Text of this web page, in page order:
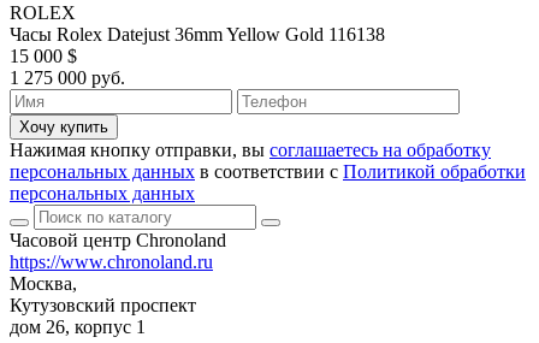
ROLEX
Часы Rolex Datejust 36mm Yellow Gold 116138
15 000 $
1 275 000 руб.
Хочу купить
Нажимая кнопку отправки, вы соглашаетесь на обработку
персональных данных в соответствии с Политикой обработки
персональных данных
Часовой центр Chronoland
https://www.chronoland.ru
Москва,
Кутузовский проспект
дом 26, корпус 1